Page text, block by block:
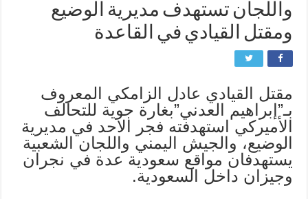
واللجان تستهدف مديرية الوضيع
ومقتل القيادي في القاعدة
مقتل القيادي عادل الزامكي المعروف
بـ”إبراهيم العدني”بغارة جوية للتحالف
الأميركي استهدفته فجر الاحد في مديرية
الوضيع، والجيش اليمني واللجان الشعبية
يستهدفان مواقع سعودية عدة في نجران
وجيزان داخل السعودية.